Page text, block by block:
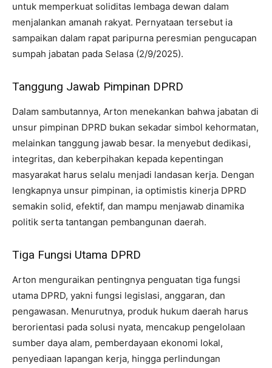
untuk memperkuat soliditas lembaga dewan dalam
menjalankan amanah rakyat. Pernyataan tersebut ia
sampaikan dalam rapat paripurna peresmian pengucapan
sumpah jabatan pada Selasa (2/9/2025).
Tanggung Jawab Pimpinan DPRD
Dalam sambutannya, Arton menekankan bahwa jabatan di
unsur pimpinan DPRD bukan sekadar simbol kehormatan,
melainkan tanggung jawab besar. Ia menyebut dedikasi,
integritas, dan keberpihakan kepada kepentingan
masyarakat harus selalu menjadi landasan kerja. Dengan
lengkapnya unsur pimpinan, ia optimistis kinerja DPRD
semakin solid, efektif, dan mampu menjawab dinamika
politik serta tantangan pembangunan daerah.
Tiga Fungsi Utama DPRD
Arton menguraikan pentingnya penguatan tiga fungsi
utama DPRD, yakni fungsi legislasi, anggaran, dan
pengawasan. Menurutnya, produk hukum daerah harus
berorientasi pada solusi nyata, mencakup pengelolaan
sumber daya alam, pemberdayaan ekonomi lokal,
penyediaan lapangan kerja, hingga perlindungan